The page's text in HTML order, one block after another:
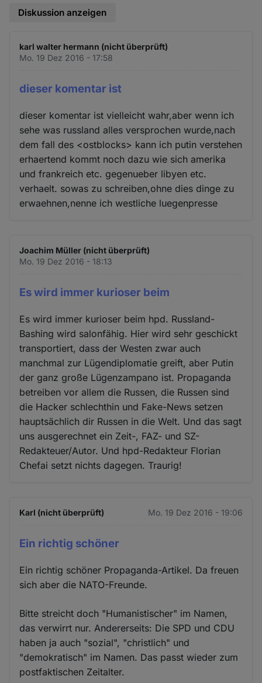
Diskussion anzeigen
karl walter hermann (nicht überprüft)
Mo. 19 Dez 2016 - 17:58
dieser komentar ist
dieser komentar ist vielleicht wahr,aber wenn ich
sehe was russland alles versprochen wurde,nach
dem fall des <ostblocks> kann ich putin verstehen
erhaertend kommt noch dazu wie sich amerika
und frankreich etc. gegenueber libyen etc.
verhaelt. sowas zu schreiben,ohne dies dinge zu
erwaehnen,nenne ich westliche luegenpresse
Joachim Müller (nicht überprüft)
Mo. 19 Dez 2016 - 18:13
Es wird immer kurioser beim
Es wird immer kurioser beim hpd. Russland-
Bashing wird salonfähig. Hier wird sehr geschickt
transportiert, dass der Westen zwar auch
manchmal zur Lügendiplomatie greift, aber Putin
der ganz große Lügenzampano ist. Propaganda
betreiben vor allem die Russen, die Russen sind
die Hacker schlechthin und Fake-News setzen
hauptsächlich dir Russen in die Welt. Und das sagt
uns ausgerechnet ein Zeit-, FAZ- und SZ-
Redakteuer/Autor. Und hpd-Redakteur Florian
Chefai setzt nichts dagegen. Traurig!
Karl (nicht überprüft) Mo. 19 Dez 2016 - 19:06
Ein richtig schöner
Ein richtig schöner Propaganda-Artikel. Da freuen
sich aber die NATO-Freunde.
Bitte streicht doch "Humanistischer" im Namen,
das verwirrt nur. Andererseits: Die SPD und CDU
haben ja auch "sozial", "christlich" und
"demokratisch" im Namen. Das passt wieder zum
postfaktischen Zeitalter.